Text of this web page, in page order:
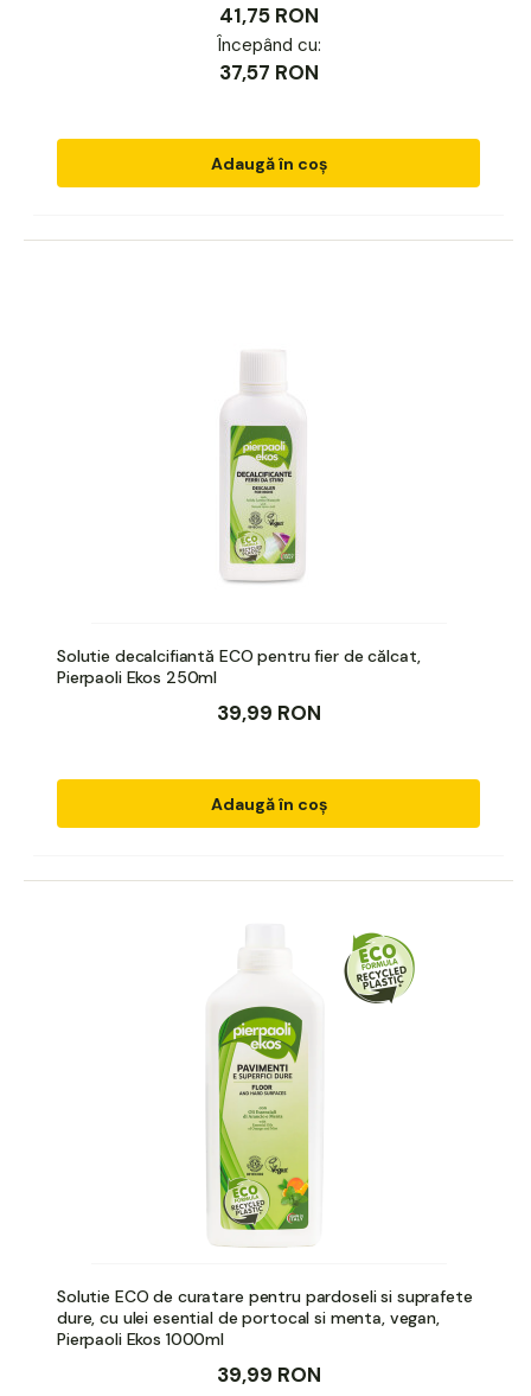
41,75 RON
Începând cu:
37,57 RON
Adaugă în coș
Solutie decalcifiantă ECO pentru fier de călcat,
Pierpaoli Ekos 250ml
39,99 RON
Adaugă în coș
Solutie ECO de curatare pentru pardoseli si suprafete
dure, cu ulei esential de portocal si menta, vegan,
Pierpaoli Ekos 1000ml
39,99 RON